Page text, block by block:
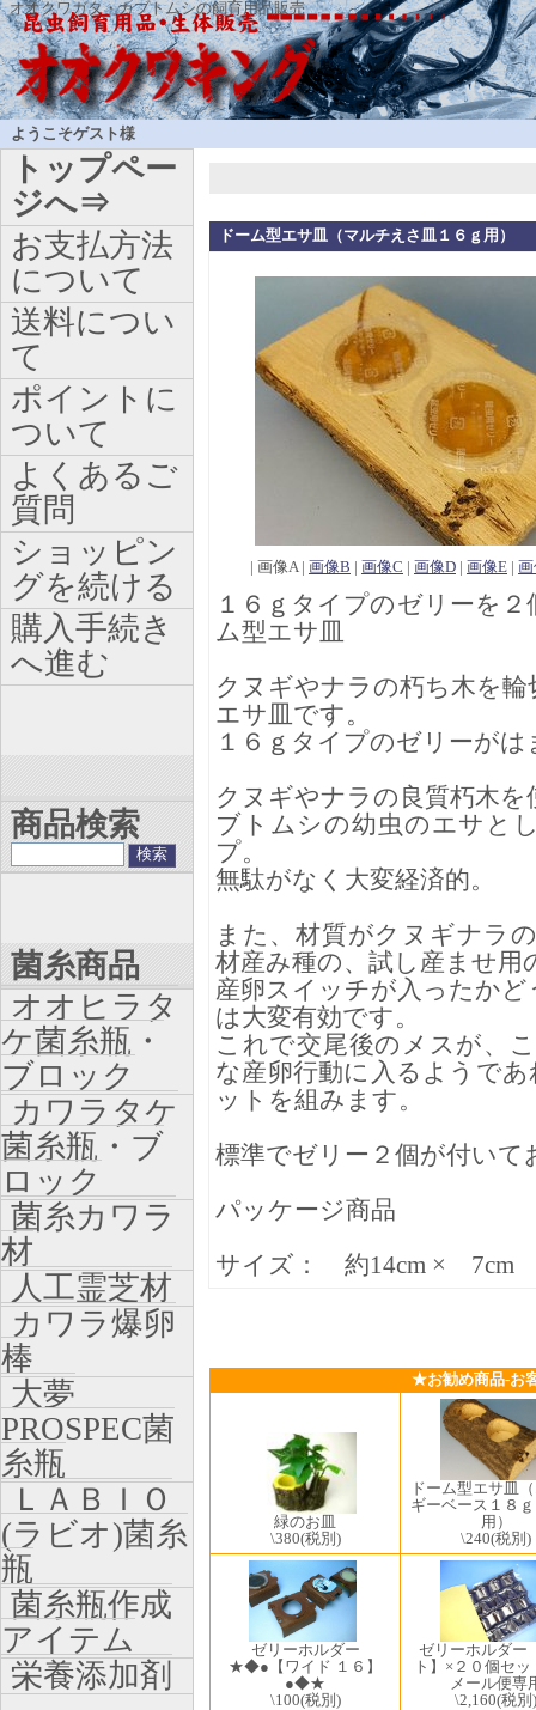
オオクワガタ・カブトムシの飼育用品販売
ようこそゲスト様
ドーム型エサ皿（マルチえさ皿１６ｇ用）
| 画像A | 画像B | 画像C | 画像D | 画像E | 画
１６ｇタイプのゼリーを
ム型エサ皿
クヌギやナラの朽ち木を
エサ皿です。
１６ｇタイプのゼリーが
クヌギやナラの良質朽木
ブトムシの幼虫のエサと
プ。
無駄がなく大変経済的。
また、材質がクヌギナラ
材産み種の、試し産ませ用
産卵スイッチが入ったか
は大変有効です。
これで交尾後のメスが、
な産卵行動に入るようで
ットを組みます。
標準でゼリー２個が付いて
パッケージ商品
サイズ： 約14cm × 7cm
★お勧め商品-お
緑のお皿
\380(税別)
ドーム型エサ皿
ギーベース１８
用）
\240(税別)
ゼリーホルダー
★◆●【ワイド １６】
●◆★
\100(税別)
ゼリーホルダー
ト】×２０個セ
メール便専
\2,160(税別)
トップペー
ジへ⇒
お支払方法
について
送料につい
て
ポイントに
ついて
よくあるご
質問
ショッピン
グを続ける
購入手続き
へ進む
商品検索
菌糸商品
オオヒラタ
ケ菌糸瓶・
ブロック
カワラタケ
菌糸瓶・ブ
ロック
菌糸カワラ
材
人工霊芝材
カワラ爆卵
棒
大夢
PROSPEC菌
糸瓶
ＬＡＢＩＯ
(ラビオ)菌糸
瓶
菌糸瓶作成
アイテム
栄養添加剤